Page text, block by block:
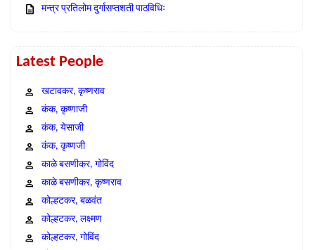
मन्त्र प्रतिलोम दुर्गासप्तशती पाठविधिः
Latest People
खटावकर, कृष्णराव
कंक, कृष्णाजी
कंक, येसाजी
कंक, कृष्णजी
काळे बसणीकर, गोविंद
काळे बसणीकर, कृष्णराव
कोल्हटकर, बळवंत
कोल्हटकर, लक्ष्मण
कोल्हटकर, गोविंद